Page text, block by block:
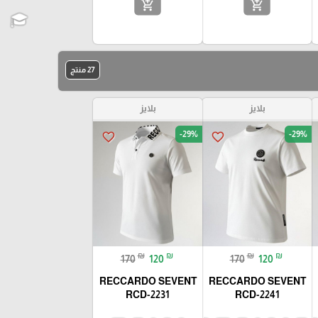
add_shopping_cart
add_shopping_cart
27 منتج
بلايز
favorite_border -29%
170 ₪ 120 ₪
RECCARDO SEVENT
RCD-2241
بلايز
favorite_border -29%
170 ₪ 120 ₪
RECCARDO SEVENT
RCD-2231